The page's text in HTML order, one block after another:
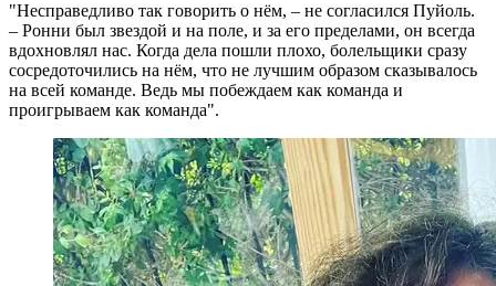
"Несправедливо так говорить о нём, – не согласился Пуйоль.
– Ронни был звездой и на поле, и за его пределами, он всегда
вдохновлял нас. Когда дела пошли плохо, болельщики сразу
сосредоточились на нём, что не лучшим образом сказывалось
на всей команде. Ведь мы побеждаем как команда и
проигрываем как команда".